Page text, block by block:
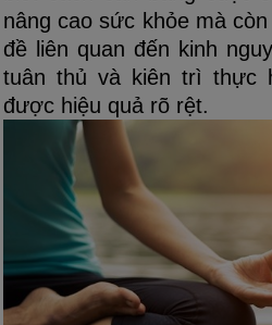
nâng cao sức khỏe mà
đề liên quan đến kinh
tuân thủ và kiên trì thực
được hiệu quả rõ rệt.